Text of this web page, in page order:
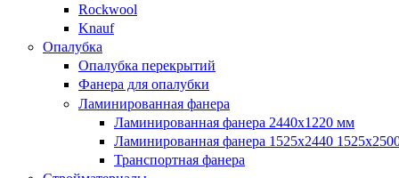
Rockwool
Knauf
Опалубка
Опалубка перекрытий
Фанера для опалубки
Ламинированная фанера
Ламинированная фанера 2440х1220 мм
Ламинированная фанера 1525х2440
Транспортная фанера